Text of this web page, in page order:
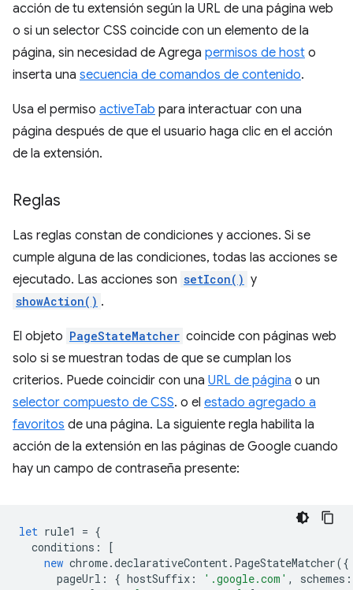
acción de tu extensión según la URL de una página web
o si un selector CSS coincide con un elemento de la
página, sin necesidad de Agrega permisos de host o
inserta una secuencia de comandos de contenido.
Usa el permiso activeTab para interactuar con una
página después de que el usuario haga clic en el acción
de la extensión.
Reglas
Las reglas constan de condiciones y acciones. Si se
cumple alguna de las condiciones, todas las acciones se
ejecutado. Las acciones son setIcon() y
showAction() .
El objeto PageStateMatcher coincide con páginas web
solo si se muestran todas de que se cumplan los
criterios. Puede coincidir con una URL de página o un
selector compuesto de CSS. o el estado agregado a
favoritos de una página. La siguiente regla habilita la
acción de la extensión en las páginas de Google cuando
hay un campo de contraseña presente:
let rule1 = {
conditions :
[
new chrome.declarativeContent. PageStateMatcher({
pageUrl : { hostSuffix : '.google.com' , schemes :